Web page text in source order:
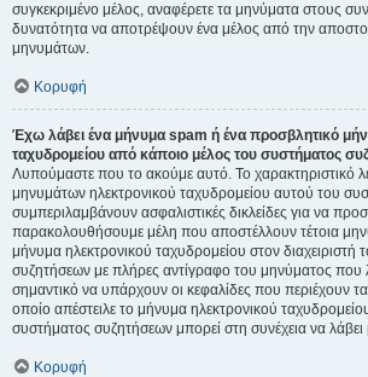
συγκεκριμένο μέλος, αναφέρετε τα μηνύματα στους
δυνατότητα να αποτρέψουν ένα μέλος από την
μηνυμάτων.
Κορυφή
Έχω λάβει ένα μήνυμα spam ή ένα προσβλητικό
ταχυδρομείου από κάποιο μέλος του συστήματος
Λυπούμαστε που το ακούμε αυτό. Το χαρακτηριστικό
μηνυμάτων ηλεκτρονικού ταχυδρομείου αυτού του
συμπεριλαμβάνουν ασφαλιστικές δικλείδες για να
παρακολουθήσουμε μέλη που αποστέλλουν τέτοια
μήνυμα ηλεκτρονικού ταχυδρομείου στον διαχειριστή
συζητήσεων με πλήρες αντίγραφο του μηνύματος που
σημαντικό να υπάρχουν οι κεφαλίδες που περιέχουν
οποίο απέστειλε το μήνυμα ηλεκτρονικού
συστήματος συζητήσεων μπορεί στη συνέχεια να λάβει
Κορυφή